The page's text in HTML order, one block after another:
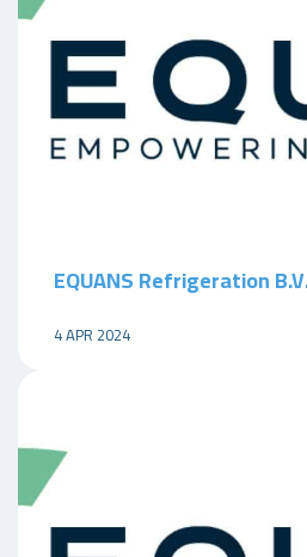
EQUANS Refrigeration
4 APR 2024